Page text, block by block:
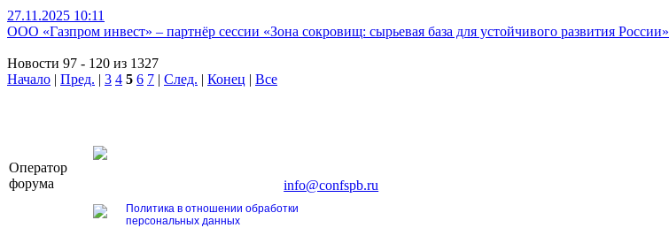
27.11.2025 10:11
ООО «Газпром инвест» – партнёр сессии «Зона сокровищ: сырьевая база для устойчивого развития России»
Новости 97 - 120 из 1327
Начало | Пред. | 3 4 5 6 7 | След. | Конец | Все
Оператор
форума
Тел. +7 (812) 327-93-70, E-mail:info@confspb.ru
Политика в отношении обработки
персональных данных